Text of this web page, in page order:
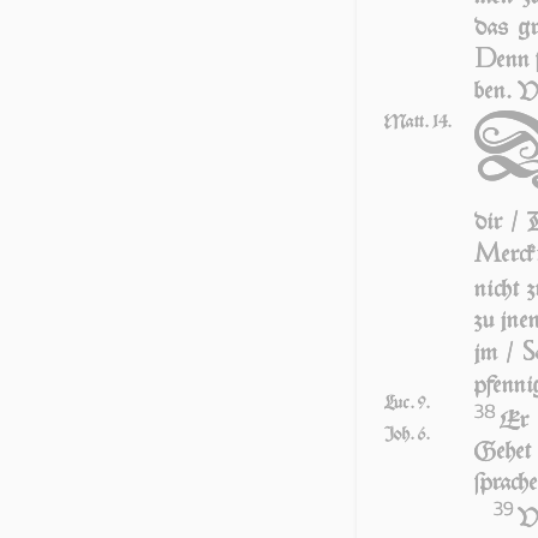
das
Denn
ben.
Matt. 14.
Luc. 9.
Joh. 6.
dir /
M
nicht
zu
jm / S
38 Er
Ge­het
39